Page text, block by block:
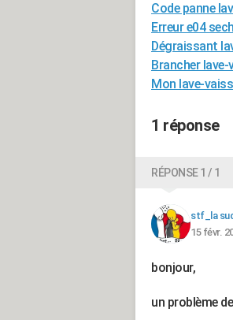
Code panne
Erreur e04
Dégraissant
Brancher
Mon lave-
1 réponse
RÉPONSE 1 / 1
stf_la
15 févr.
bonjour,
un problème